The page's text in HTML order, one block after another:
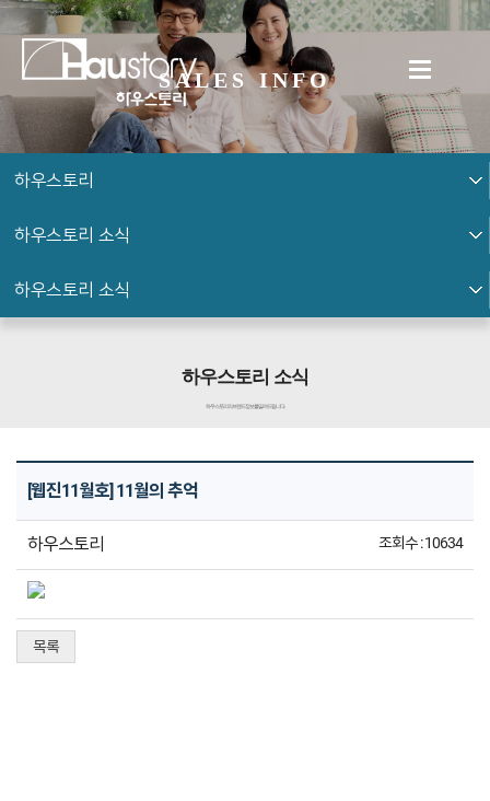
SALES INFO
하우스토리
하우스토리 소식
하우스토리 소식
하우스토리 소식
하우스토리의 브랜드 정보를 알려드립니다.
[웹진11월호] 11월의 추억
하우스토리 조회수 : 10634
목록